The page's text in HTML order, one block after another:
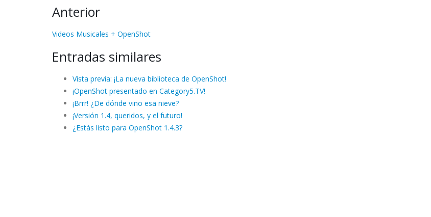
Anterior
Videos Musicales + OpenShot
Entradas similares
Vista previa: ¡La nueva biblioteca de OpenShot!
¡OpenShot presentado en Category5.TV!
¡Brrr! ¿De dónde vino esa nieve?
¡Versión 1.4, queridos, y el futuro!
¿Estás listo para OpenShot 1.4.3?